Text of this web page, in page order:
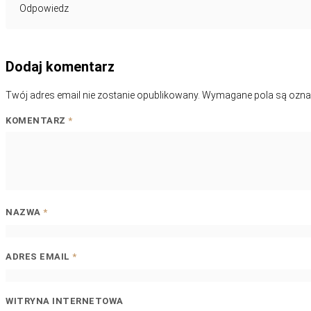
Odpowiedz
Dodaj komentarz
Twój adres email nie zostanie opublikowany. Wymagane pola są
KOMENTARZ*
NAZWA*
ADRES EMAIL*
WITRYNA INTERNETOWA